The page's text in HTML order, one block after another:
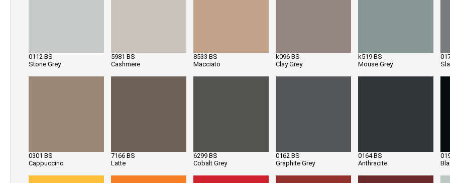
0112 BS
Stone Grey
5981 BS
Cashmere
8533 BS
Macciato
k096 BS
Clay Grey
k519 BS
Mouse Grey
0301 BS
Cappuccino
7166 BS
Latte
6299 BS
Cobalt Grey
0162 BS
Graphite Grey
0164 BS
Anthracite